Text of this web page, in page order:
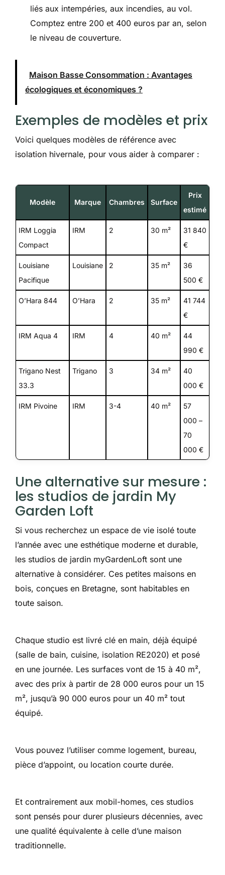
liés aux intempéries, aux incendies, au vol.
Comptez entre 200 et 400 euros par an, selon
le niveau de couverture.
Maison Basse Consommation : Avantages
écologiques et économiques ?
Exemples de modèles et prix
Voici quelques modèles de référence avec
isolation hivernale, pour vous aider à comparer :
Modèle Marque Chambres Surface
Prix
estimé
IRM Loggia
Compact
IRM 2 30 m²
31 840
€
Louisiane
Pacifique
Louisiane 2 35 m²
36
500 €
O’Hara 844 O’Hara 2 35 m²
41 744
€
IRM Aqua 4 IRM 4 40 m²
44
990 €
Trigano Nest
33.3
Trigano 3 34 m²
40
000 €
IRM Pivoine IRM 3-4 40 m²
57
000 –
70
000 €
Une alternative sur mesure :
les studios de jardin My
Garden Loft
Si vous recherchez un espace de vie isolé toute
l’année avec une esthétique moderne et durable,
les studios de jardin myGardenLoft sont une
alternative à considérer. Ces petites maisons en
bois, conçues en Bretagne, sont habitables en
toute saison.
Chaque studio est livré clé en main, déjà équipé
(salle de bain, cuisine, isolation RE2020) et posé
en une journée. Les surfaces vont de 15 à 40 m²,
avec des prix à partir de 28 000 euros pour un 15
m², jusqu’à 90 000 euros pour un 40 m² tout
équipé.
Vous pouvez l’utiliser comme logement, bureau,
pièce d’appoint, ou location courte durée.
Et contrairement aux mobil-homes, ces studios
sont pensés pour durer plusieurs décennies, avec
une qualité équivalente à celle d’une maison
traditionnelle.